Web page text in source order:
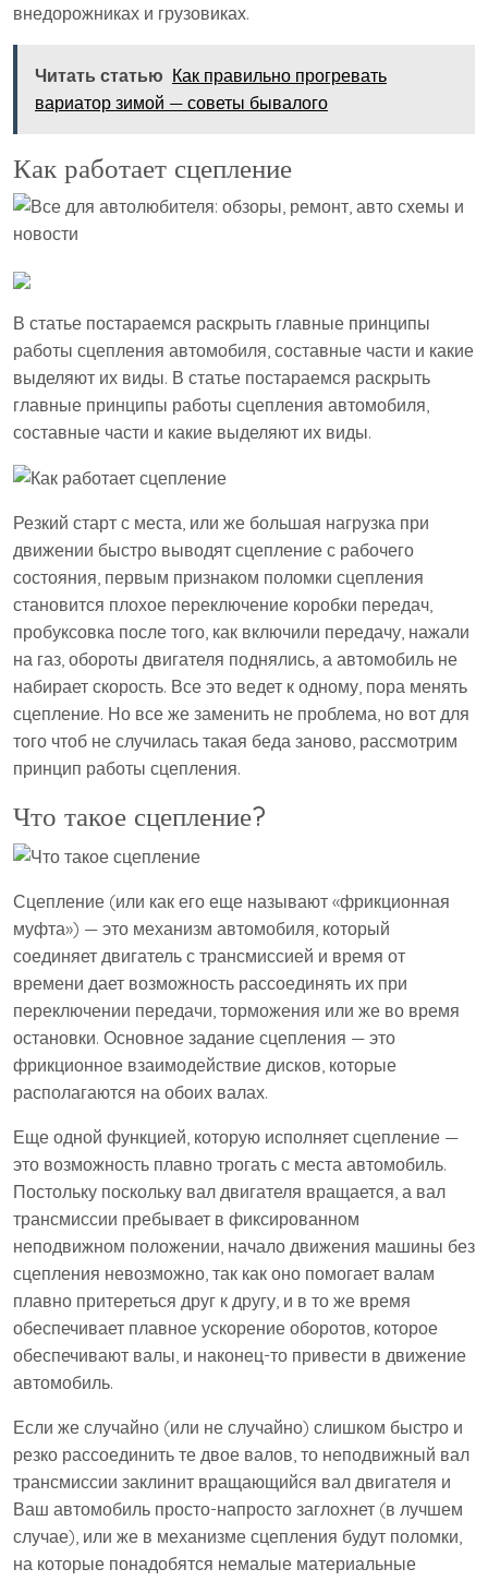
внедорожниках и грузовиках.
Читать статью Как правильно прогревать
вариатор зимой — советы бывалого
Как работает сцепление
В статье постараемся раскрыть главные принципы
работы сцепления автомобиля, составные части и какие
выделяют их виды. В статье постараемся раскрыть
главные принципы работы сцепления автомобиля,
составные части и какие выделяют их виды.
Резкий старт с места, или же большая нагрузка при
движении быстро выводят сцепление с рабочего
состояния, первым признаком поломки сцепления
становится плохое переключение коробки передач,
пробуксовка после того, как включили передачу, нажали
на газ, обороты двигателя поднялись, а автомобиль не
набирает скорость. Все это ведет к одному, пора менять
сцепление. Но все же заменить не проблема, но вот для
того чтоб не случилась такая беда заново, рассмотрим
принцип работы сцепления.
Что такое сцепление?
Сцепление (или как его еще называют «фрикционная
муфта») — это механизм автомобиля, который
соединяет двигатель с трансмиссией и время от
времени дает возможность рассоединять их при
переключении передачи, торможения или же во время
остановки. Основное задание сцепления — это
фрикционное взаимодействие дисков, которые
располагаются на обоих валах.
Еще одной функцией, которую исполняет сцепление —
это возможность плавно трогать с места автомобиль.
Постольку поскольку вал двигателя вращается, а вал
трансмиссии пребывает в фиксированном
неподвижном положении, начало движения машины без
сцепления невозможно, так как оно помогает валам
плавно притереться друг к другу, и в то же время
обеспечивает плавное ускорение оборотов, которое
обеспечивают валы, и наконец-то привести в движение
автомобиль.
Если же случайно (или не случайно) слишком быстро и
резко рассоединить те двое валов, то неподвижный вал
трансмиссии заклинит вращающийся вал двигателя и
Ваш автомобиль просто-напросто заглохнет (в лучшем
случае), или же в механизме сцепления будут поломки,
на которые понадобятся немалые материальные